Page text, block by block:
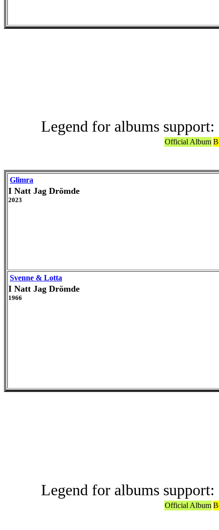
Legend for albums support:
Official Album
Glimra
I Natt Jag Drömde
2023
Svenne & Lotta
I Natt Jag Drömde
1966
Legend for albums support:
Official Album